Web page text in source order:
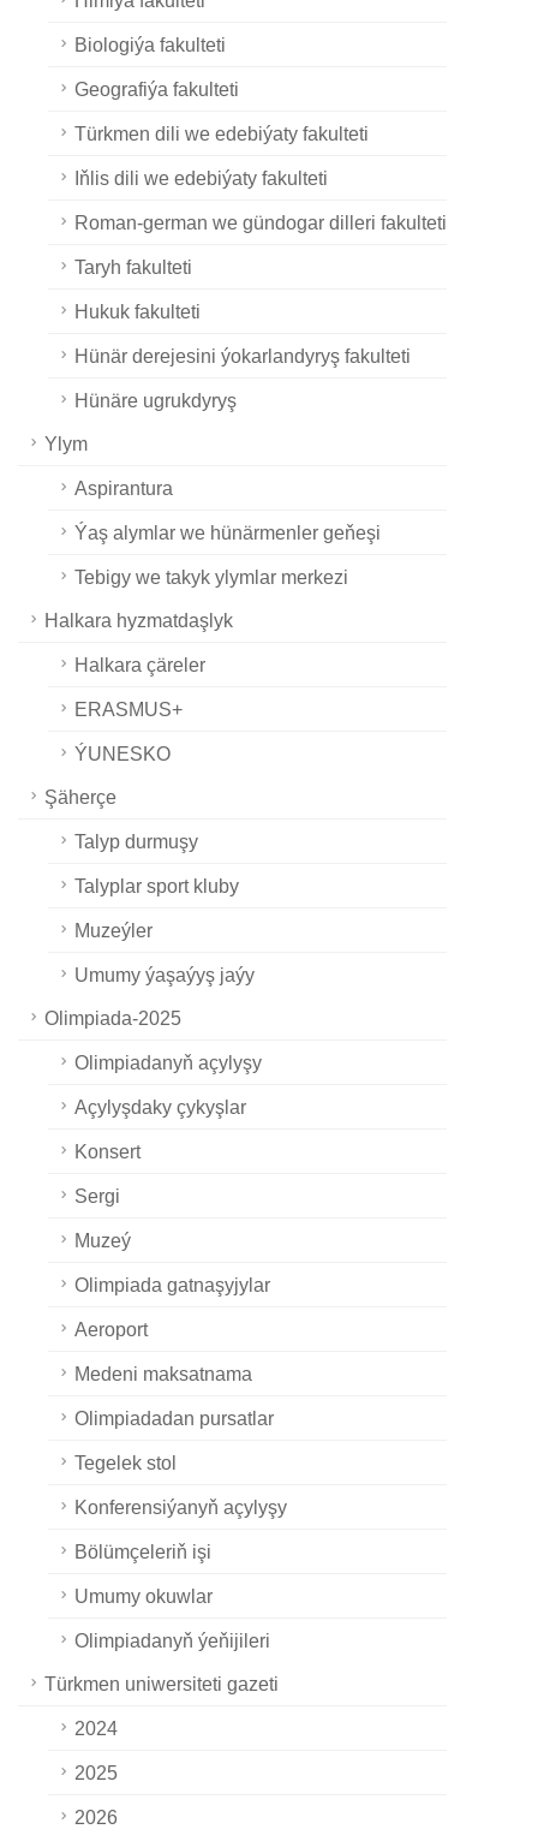
Biologiýa fakulteti
Geografiýa fakulteti
Türkmen dili we edebiýaty fakulteti
Iňlis dili we edebiýaty fakulteti
Roman-german we gündogar dilleri fakulteti
Taryh fakulteti
Hukuk fakulteti
Hünär derejesini ýokarlandyryş fakulteti
Hünäre ugrukdyryş
Ylym
Aspirantura
Ýaş alymlar we hünärmenler geňeşi
Tebigy we takyk ylymlar merkezi
Halkara hyzmatdaşlyk
Halkara çäreler
ERASMUS+
ÝUNESKO
Şäherçe
Talyp durmuşy
Talyplar sport kluby
Muzeýler
Umumy ýaşaýyş jaýy
Olimpiada-2025
Olimpiadanyň açylyşy
Açylyşdaky çykyşlar
Konsert
Sergi
Muzeý
Olimpiada gatnaşyjylar
Aeroport
Medeni maksatnama
Olimpiadadan pursatlar
Tegelek stol
Konferensiýanyň açylyşy
Bölümçeleriň işi
Umumy okuwlar
Olimpiadanyň ýeňijileri
Türkmen uniwersiteti gazeti
2024
2025
2026